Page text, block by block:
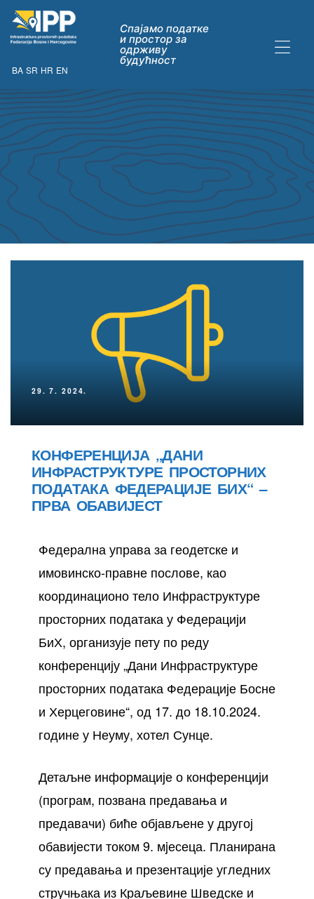
BA SR HR EN
Спајамо податке
и простор за
одрживу
будућност
29. 7. 2024.
КОНФЕРЕНЦИЈА „ДАНИ
ИНФРАСТРУКТУРЕ ПРОСТОРНИХ
ПОДАТАКА ФЕДЕРАЦИЈЕ БИХ“ –
ПРВА ОБАВИЈЕСТ
Федерална управа за геодетске и
имовинско-правне послове, као
координационо тело Инфраструктуре
просторних података у Федерацији
БиХ, организује пету по реду
конференцију „Дани Инфраструктуре
просторних података Федерације Босне
и Херцеговине“, од 17. до 18.10.2024.
године у Неуму, хотел Сунце.
Детаљне информације о конференцији
(програм, позвана предавања и
предавачи) биће објављене у другој
обавијести током 9. мjесеца. Планирана
су предавања и презентације угледних
стручњака из Краљевине Шведске и